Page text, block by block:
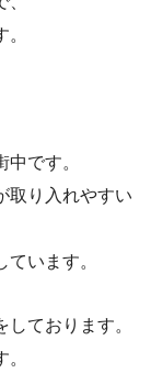
です。
取り入れやすい
います。
ております。